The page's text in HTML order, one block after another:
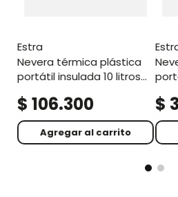
estra
nevera térmica plástica
portátil insulada 10 litros
$ 106.300
Agregar al carrito
nevera familiar plástica
$